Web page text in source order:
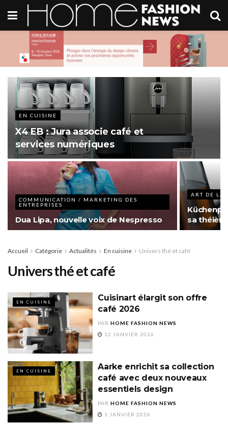
EN CUISINE
X4 EB : Jura associe café et
services numériques
COMMUNICATION / MARKETING DES
ENTREPRISES
Dua Lipa, nouvelle voix de Nespresso
ART DE LA
sa
Accueil Catégorie Actualités En cuisine Univers thé et café
Univers thé et café
EN CUISINE
Cuisinart élargit son offre
café 2026
PAR HOME FASHION NEWS
12 JANVIER 2026
EN CUISINE
Aarke enrichit sa collection
café avec deux nouveaux
essentiels design
PAR HOME FASHION NEWS
1 JANVIER 2026